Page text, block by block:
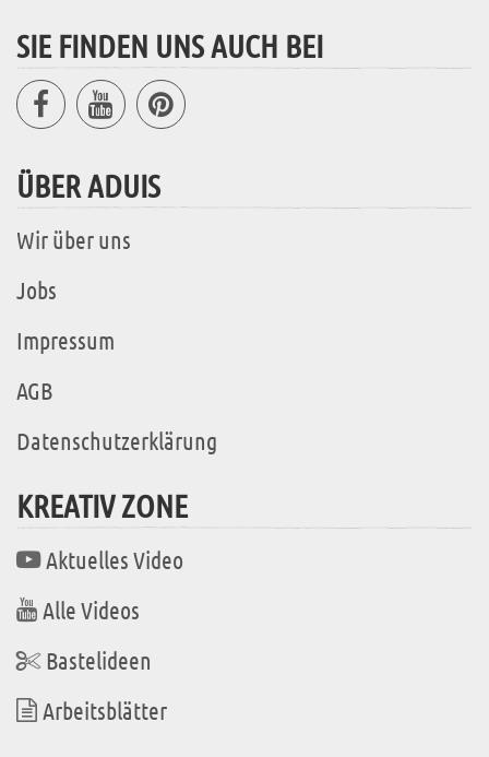
SIE FINDEN UNS AUCH BEI
ÜBER ADUIS
Wir über uns
Jobs
Impressum
AGB
Datenschutzerklärung
KREATIV ZONE
Aktuelles Video
Alle Videos
Bastelideen
Arbeitsblätter